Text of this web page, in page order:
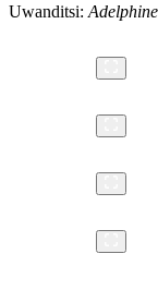
Uwanditsi: Adelphine